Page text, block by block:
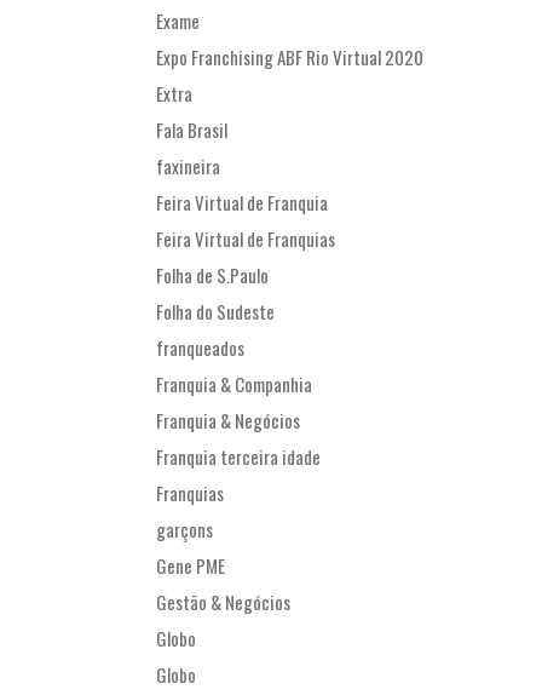
Exame
Expo Franchising ABF Rio Virtual 2020
Extra
Fala Brasil
faxineira
Feira Virtual de Franquia
Feira Virtual de Franquias
Folha de S.Paulo
Folha do Sudeste
franqueados
Franquia & Companhia
Franquia & Negócios
Franquia terceira idade
Franquias
garçons
Gene PME
Gestão & Negócios
Globo
Globo